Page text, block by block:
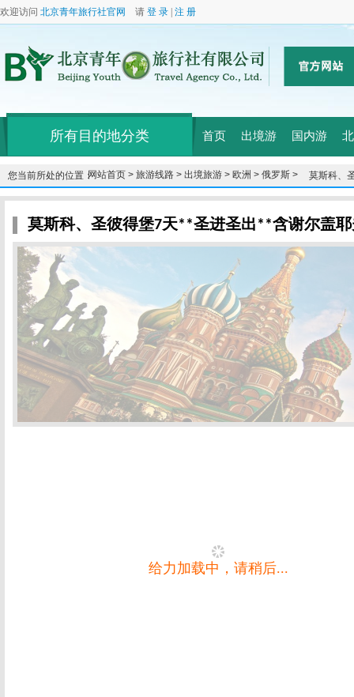
欢迎访问 北京青年旅行社官网 请 登 录 注 册
所有目的地分类 首页 出境游 国内游
您当前所处的位置：网站首页 > 旅游线路 > 出境旅游 > 欧洲 > 俄罗斯 > 莫斯科、
莫斯科、圣彼得堡7天**圣进圣出**含谢尔盖
给力加载中，请稍后...